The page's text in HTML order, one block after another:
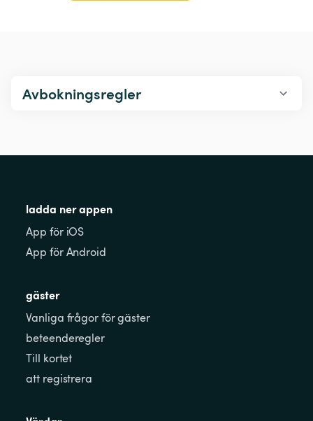
Avbokningsregler
ladda ner appen
App för iOS
App för Android
gäster
Vanliga frågor för gäster
beteenderegler
Till kortet
att registrera